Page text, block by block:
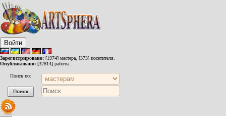
Войти
Зарегистрировано: [1974] мастера, [373] посетителя.
Опубликовано: [32814] работы.
Поиск по: